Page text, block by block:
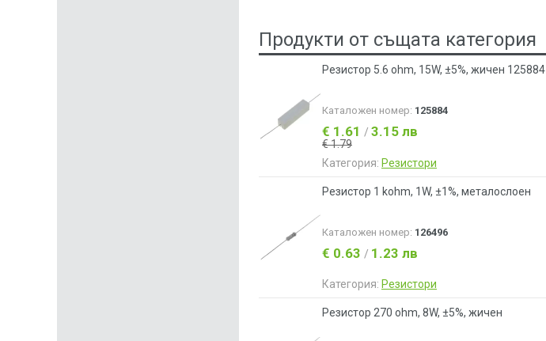
Продукти от същата категория
Резистор 5.6 ohm, 15W, ±5%, жичен 125884
Каталожен номер: 125884
€ 1.61 / 3.15 лв
€ 1.79
Категория: Резистори
Резистор 1 kohm, 1W, ±1%, металослоен
Каталожен номер: 126496
€ 0.63 / 1.23 лв
Категория: Резистори
Резистор 270 ohm, 8W, ±5%, жичен